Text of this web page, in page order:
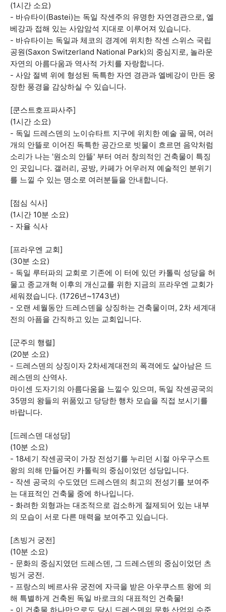
(1시간 소요)
- 바슈타이(Bastei)는 독일 작센주의 유명한 자연경관으로, 엘
베강과 접해 있는 사암암석 지대로 이루어져 있습니다.
- 바슈타이는 독일과 체코의 경계에 위치한 작센 스위스 국립
공원(Saxon Switzerland National Park)의 중심지로, 놀라운
자연의 아름다움과 역사적 가치를 자랑합니다.
- 사암 절벽 위에 형성된 독특한 자연 경관과 엘베강이 만든 웅
장한 풍경을 감상하실 수 있습니다.
[쿤스트호프파사주]
(1시간 소요)
- 독일 드레스덴의 노이슈타트 지구에 위치한 예술 골목, 여러
개의 안뜰로 이어진 독특한 공간으로 빗물이 흐르면 음악처럼
소리가 나는 '원소의 안뜰' 부터 여러 창의적인 건축물이 특징
인 곳입니다. 갤러리, 공방, 카페가 어우러져 예술적인 분위기
를 느낄 수 있는 명소로 여러분들을 안내합니다.
[점심 식사]
(1시간 10분 소요)
- 자율 식사
[프라우엔 교회]
(30분 소요)
- 독일 루터파의 교회로 기존에 이 터에 있던 카톨릭 성당을 허
물고 종교개혁 이후의 개신교를 위한 지금의 프라우엔 교회가
세워졌습니다. (1726년~1743년)
- 오랜 세월동안 드레스덴을 상징하는 건축물이며, 2차 세계대
전의 아픔을 간직하고 있는 교회입니다.
[군주의 행렬]
(20분 소요)
- 드레스덴의 상징이자 2차세계대전의 폭격에도 살아남은 드
레스덴의 산역사.
마이센 도자기의 아름다움을 느낄수 있으며, 독일 작센공국의
35명의 왕들의 위품있고 당당한 행차 모습을 직접 보시기를
바랍니다.
[드레스덴 대성당]
(10분 소요)
- 18세기 작센공국이 가장 전성기를 누리던 시절 아우구스트
왕의 의해 만들어진 카톨릭의 중심이었던 성당입니다.
- 작센 공국의 수도였던 드레스덴의 최고의 전성기를 보여주
는 대표적인 건축물 중에 하나입니다.
- 화려한 외형과는 대조적으로 검소하게 절제되어 있는 내부
의 모습이 서로 다른 매력을 보여주고 있습니다.
[츠빙거 궁전]
(10분 소요)
- 문화의 중심지였던 드레스덴, 그 드레스덴의 중심이었던 츠
빙거 궁전.
- 프랑스의 베르사유 궁전에 자극을 받은 아우쿠스트 왕에 의
해 특별하게 건축된 독일 바로크의 대표적인 건축물!
- 이 건축물 하나만으로도 당시 드레스덴의 문화 산업의 수준